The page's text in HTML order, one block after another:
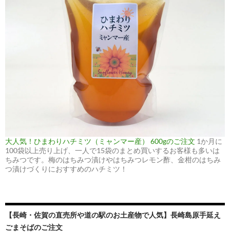
大人気！ひまわりハチミツ（ミャンマー産） 600gのご注文 1か月に
100袋以上売り上げ、一人で15袋のまとめ買いするお客様も多いは
ちみつです。梅のはちみつ漬けやはちみつレモン酢、金柑のはちみ
つ漬けづくりにおすすめのハチミツ！
【長崎・佐賀の直売所や道の駅のお土産物で人気】長崎島原手延え
ごまそばのご注文